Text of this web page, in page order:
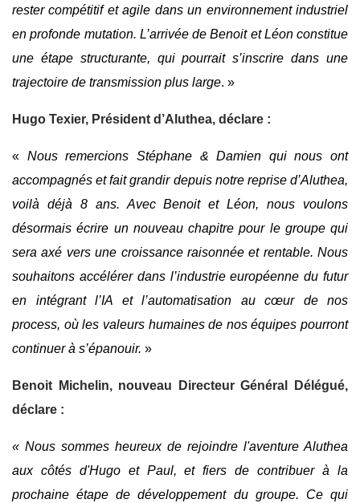
rester compétitif et agile dans un environnement industriel
en profonde mutation. L’arrivée de Benoit et Léon constitue
une étape structurante, qui pourrait s’inscrire dans une
trajectoire de transmission plus large. »
Hugo Texier, Président d’Aluthea, déclare :
« Nous remercions Stéphane & Damien qui nous ont
accompagnés et fait grandir depuis notre reprise d’Aluthea,
voilà déjà 8 ans. Avec Benoit et Léon, nous voulons
désormais écrire un nouveau chapitre pour le groupe qui
sera axé vers une croissance raisonnée et rentable. Nous
souhaitons accélérer dans l’industrie européenne du futur
en intégrant l’IA et l’automatisation au cœur de nos
process, où les valeurs humaines de nos équipes pourront
continuer à s’épanouir. »
Benoit Michelin, nouveau Directeur Général Délégué,
déclare :
« Nous sommes heureux de rejoindre l'aventure Aluthea
aux côtés d'Hugo et Paul, et fiers de contribuer à la
prochaine étape de développement du groupe. Ce qui